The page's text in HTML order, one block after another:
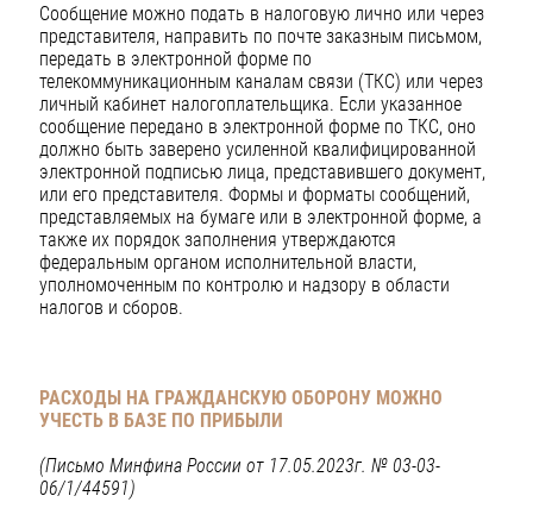
Сообщение можно подать в налоговую лично или через
представителя, направить по почте заказным письмом,
передать в электронной форме по
телекоммуникационным каналам связи (ТКС) или через
личный кабинет налогоплательщика. Если указанное
сообщение передано в электронной форме по ТКС, оно
должно быть заверено усиленной квалифицированной
электронной подписью лица, представившего документ,
или его представителя. Формы и форматы сообщений,
представляемых на бумаге или в электронной форме, а
также их порядок заполнения утверждаются
федеральным органом исполнительной власти,
уполномоченным по контролю и надзору в области
налогов и сборов.
РАСХОДЫ НА ГРАЖДАНСКУЮ ОБОРОНУ МОЖНО
УЧЕСТЬ В БАЗЕ ПО ПРИБЫЛИ
(Письмо Минфина России от 17.05.2023г. № 03-03-
06/1/44591)